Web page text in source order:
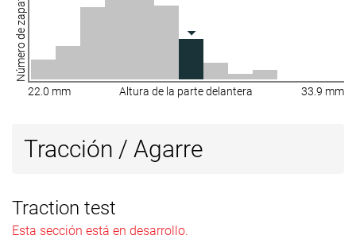
Número de zapatillas
22.0 mm Altura de la parte delantera 33.9 mm
Tracción / Agarre
Traction test
Esta sección está en desarrollo.